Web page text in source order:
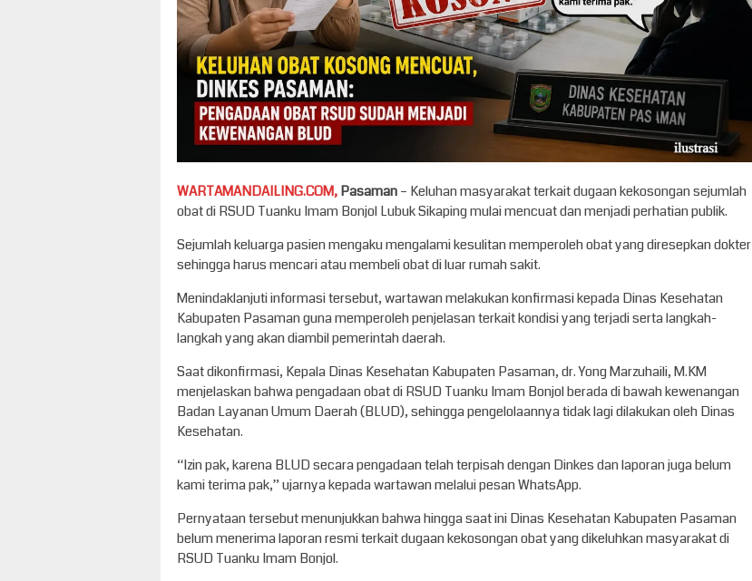
WARTAMANDAILING.COM,Pasaman– Keluhan masyarakat terkait dugaan kekosongan sejumlah
obat di RSUD Tuanku Imam Bonjol Lubuk Sikaping mulai mencuat dan menjadi perhatian publik.
Sejumlah keluarga pasien mengaku mengalami kesulitan memperoleh obat yang diresepkan dokter
sehingga harus mencari atau membeli obat di luar rumah sakit.
Menindaklanjuti informasi tersebut, wartawan melakukan konfirmasi kepada Dinas Kesehatan
Kabupaten Pasaman guna memperoleh penjelasan terkait kondisi yang terjadi serta langkah-
langkah yang akan diambil pemerintah daerah.
Saat dikonfirmasi, Kepala Dinas Kesehatan Kabupaten Pasaman, dr. Yong Marzuhaili, M.KM
menjelaskan bahwa pengadaan obat di RSUD Tuanku Imam Bonjol berada di bawah kewenangan
Badan Layanan Umum Daerah (BLUD), sehingga pengelolaannya tidak lagi dilakukan oleh Dinas
Kesehatan.
“Izin pak, karena BLUD secara pengadaan telah terpisah dengan Dinkes dan laporan juga belum
kami terima pak,” ujarnya kepada wartawan melalui pesan WhatsApp.
Pernyataan tersebut menunjukkan bahwa hingga saat ini Dinas Kesehatan Kabupaten Pasaman
belum menerima laporan resmi terkait dugaan kekosongan obat yang dikeluhkan masyarakat di
RSUD Tuanku Imam Bonjol.